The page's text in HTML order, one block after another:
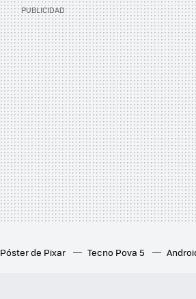
Póster de Pixar Tecno Pova 5